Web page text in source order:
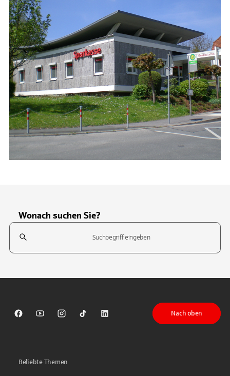
Wonach suchen Sie?
Suchfeld
Sparkasse auf Facebook
Sparkasse auf Youtube
Sparkasse auf Instagram
Sparkasse auf TikTok
Sparkasse auf LinkedIn
Nach oben
Beliebte Themen